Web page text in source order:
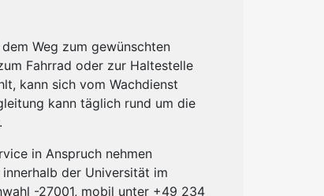
Weg zum gewünschten
Fahrrad oder zur Haltestelle
kann sich vom Wachdienst
kann täglich rund um die
in Anspruch nehmen
der Universität im
-27001, mobil unter +49 234